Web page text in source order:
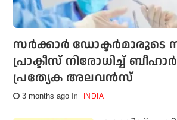
സര്‍ക്കാര്‍ ഡോക്ടര്‍മാരുടെ
പ്രാക്ടീസ് നിരോധിച്ച്
പ്രത്യേക അലവന്‍സ്
3 months ago INDIA